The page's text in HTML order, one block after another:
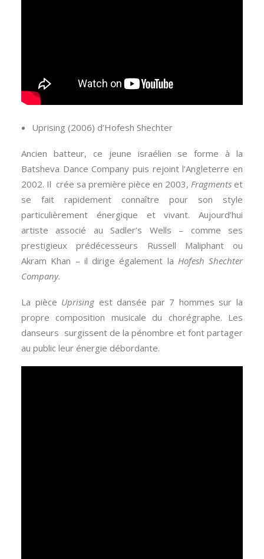
Uprising (2006) d’Hofesh Shechter
Ancien batteur, ce jeune israélien se forme à la
Batsheva Dance Company puis rejoint l’Angleterre en
2002. Il crée sa première pièce en 2003, Fragments et
se fait rapidement connaître pour son style
particulièrement énergique et vivant. Aujourd’hui
artiste associé au Sadler’s Wells – comme ses
prestigieux prédécesseurs Russell Maliphant ou
Akram Khan – il dirige également la Hofesh Shechter
Company.
La pièce Uprising est dansée par 7 hommes sur la
propre composition musicale du chorégraphe. Les
danseurs surgissent de la pénombre et font partager
au public leur énergie débordante.